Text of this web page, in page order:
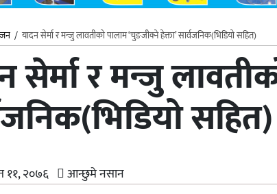
/ यादन सेर्मा र मन्जु लावतीको पालाम ‘चुङजीक्ने हेक्ता’ सार्वजनिक(भिडियो सहित)
सेर्मा र मन्जु
सहित)
११, २०७६ आन्छुमे नसान